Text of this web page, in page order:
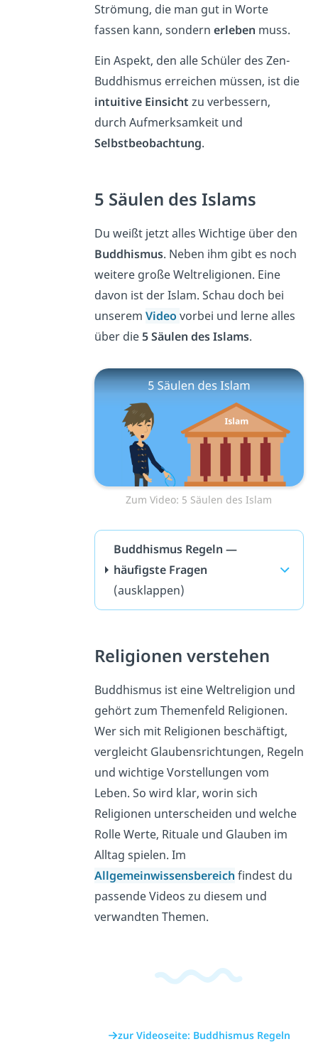
Strömung, die man gut in Worte
fassen kann, sondern erleben muss.
Ein Aspekt, den alle Schüler des Zen-
Buddhismus erreichen müssen, ist die
intuitive Einsicht zu verbessern,
durch Aufmerksamkeit und
Selbstbeobachtung.
5 Säulen des Islams
Du weißt jetzt alles Wichtige über den
Buddhismus. Neben ihm gibt es noch
weitere große Weltreligionen. Eine
davon ist der Islam. Schau doch bei
unserem Video vorbei und lerne alles
über die5 Säulen des Islams.
Zum Video: 5 Säulen des Islam
Buddhismus Regeln —
häufigste Fragen
(ausklappen)
Religionen verstehen
Buddhismus ist eine Weltreligion und
gehört zum Themenfeld Religionen.
Wer sich mit Religionen beschäftigt,
vergleicht Glaubensrichtungen, Regeln
und wichtige Vorstellungen vom
Leben. So wird klar, worin sich
Religionen unterscheiden und welche
Rolle Werte, Rituale und Glauben im
Alltag spielen. Im
Allgemeinwissensbereich findest du
passende Videos zu diesem und
verwandten Themen.
zur Videoseite: Buddhismus Regeln